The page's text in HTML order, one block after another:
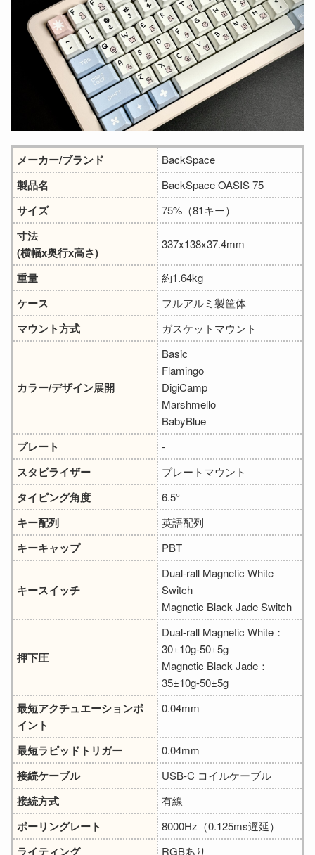
メーカー/ブランド BackSpace
製品名 BackSpace OASIS 75
サイズ 75%（81キー）
寸法
(横幅x奥行x高さ)
337x138x37.4mm
重量 約1.64kg
ケース フルアルミ製筐体
マウント方式 ガスケットマウント
カラー/デザイン展開
Basic
Flamingo
DigiCamp
Marshmello
BabyBlue
プレート -
スタビライザー プレートマウント
タイピング角度 6.5°
キー配列 英語配列
キーキャップ PBT
キースイッチ
Dual-rall Magnetic White
Switch
Magnetic Black Jade Switch
押下圧
Dual-rall Magnetic White：
30±10g-50±5g
Magnetic Black Jade：
35±10g-50±5g
最短アクチュエーションポ
イント
0.04mm
最短ラピッドトリガー 0.04mm
接続ケーブル USB-C コイルケーブル
接続方式 有線
ポーリングレート 8000Hz（0.125ms遅延）
ライティング RGBあり